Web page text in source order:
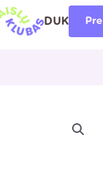
DUK